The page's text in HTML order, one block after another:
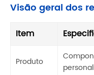
Visão geral dos
Item
Produto